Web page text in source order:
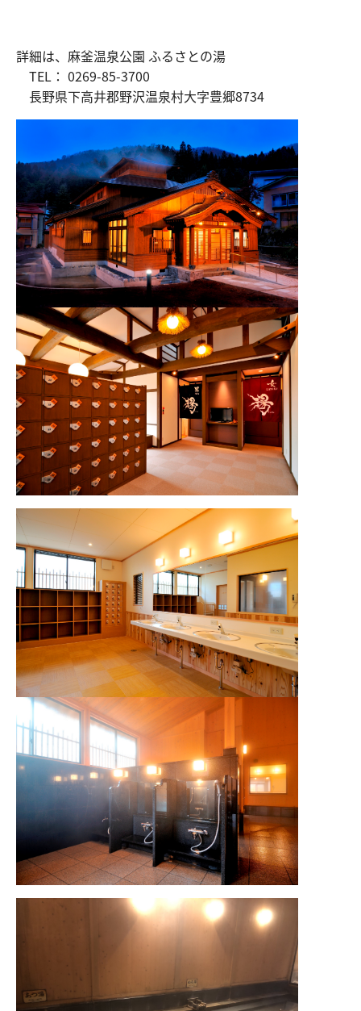
詳細は、麻釜温泉公園 ふるさとの湯
TEL： 0269-85-3700
長野県下高井郡野沢温泉村大字豊郷8734